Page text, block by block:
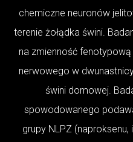
chemiczne neuronów
terenie żołądka świni.
na zmienność
nerwowego w
świni domowej.
spowodowanego
grupy NLPZ